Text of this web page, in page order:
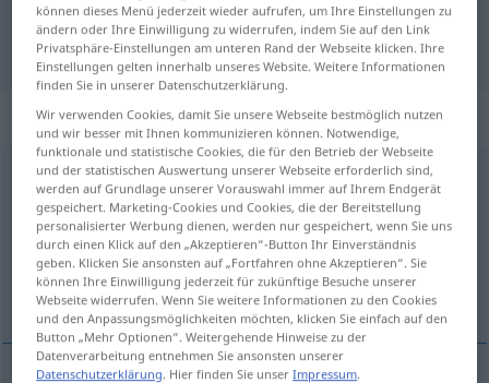
"heiligsprechen" Spanisch
Übersetzung
„heiligsprechen“: transitives Verb
heiligsprechenv/t <irr,sep>
Übersicht aller Übersetzungen
(Für mehr Details die Übersetzung anklicken/antippen)
canonizar
können dieses Menü jederzeit wieder aufrufen, um Ihre Einstellungen zu
ändern oder Ihre Einwilligung zu widerrufen, indem Sie auf den Link
Privatsphäre-Einstellungen am unteren Rand der Webseite klicken. Ihre
Einstellungen gelten innerhalb unseres Website. Weitere Informationen
finden Sie in unserer Datenschutzerklärung.
Wir verwenden Cookies, damit Sie unsere Webseite bestmöglich nutzen
und wir besser mit Ihnen kommunizieren können. Notwendige,
funktionale und statistische Cookies, die für den Betrieb der Webseite
und der statistischen Auswertung unserer Webseite erforderlich sind,
werden auf Grundlage unserer Vorauswahl immer auf Ihrem Endgerät
gespeichert. Marketing-Cookies und Cookies, die der Bereitstellung
personalisierter Werbung dienen, werden nur gespeichert, wenn Sie uns
durch einen Klick auf den „Akzeptieren“-Button Ihr Einverständnis
geben. Klicken Sie ansonsten auf „Fortfahren ohne Akzeptieren“. Sie
können Ihre Einwilligung jederzeit für zukünftige Besuche unserer
Webseite widerrufen. Wenn Sie weitere Informationen zu den Cookies
und den Anpassungsmöglichkeiten möchten, klicken Sie einfach auf den
Button „Mehr Optionen“. Weitergehende Hinweise zu der
Datenverarbeitung entnehmen Sie ansonsten unserer
Datenschutzerklärung. Hier finden Sie unserImpressum.